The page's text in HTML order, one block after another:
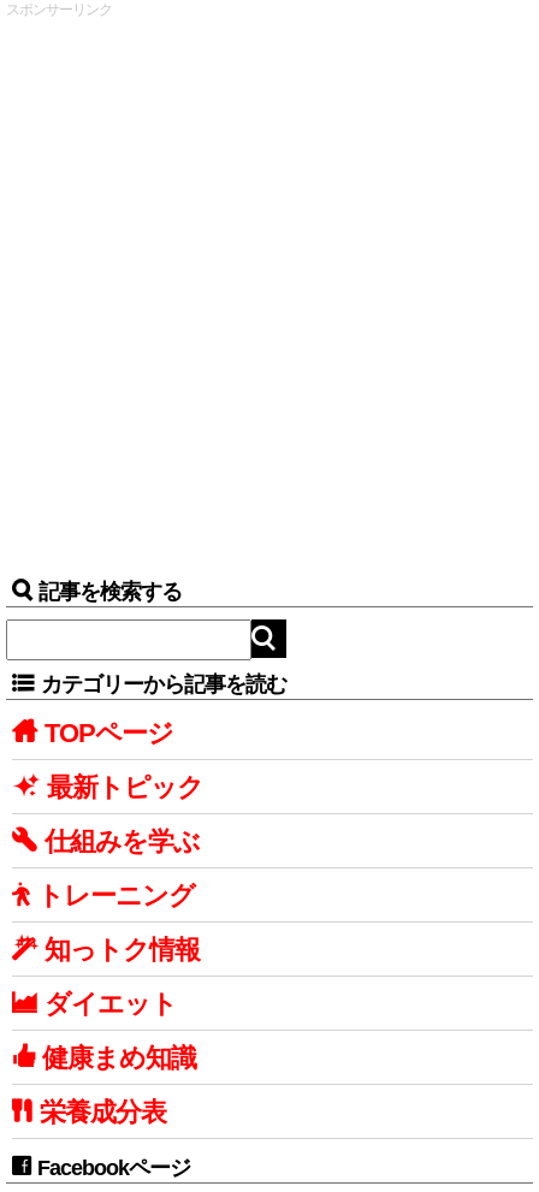
スポンサーリンク
記事を検索する
カテゴリーから記事を読む
TOPページ
最新トピック
仕組みを学ぶ
トレーニング
知っトク情報
ダイエット
健康まめ知識
栄養成分表
Facebookページ